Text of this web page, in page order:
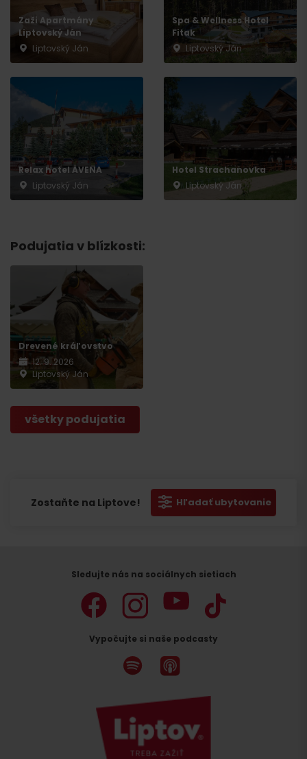
Zaži Apartmány
Liptovský Ján
Liptovský Ján
Spa & Wellness Hotel
Fitak
Liptovský Ján
Relax hotel AVENA
Liptovský Ján
Hotel Strachanovka
Liptovský Ján
Podujatia v blízkosti:
Drevené kráľovstvo
12. 9. 2026
Liptovský Ján
všetky podujatia
Zostaňte na Liptove! Hľadať ubytovanie
Sledujte nás na sociálnych sietiach
Vypočujte si naše podcasty